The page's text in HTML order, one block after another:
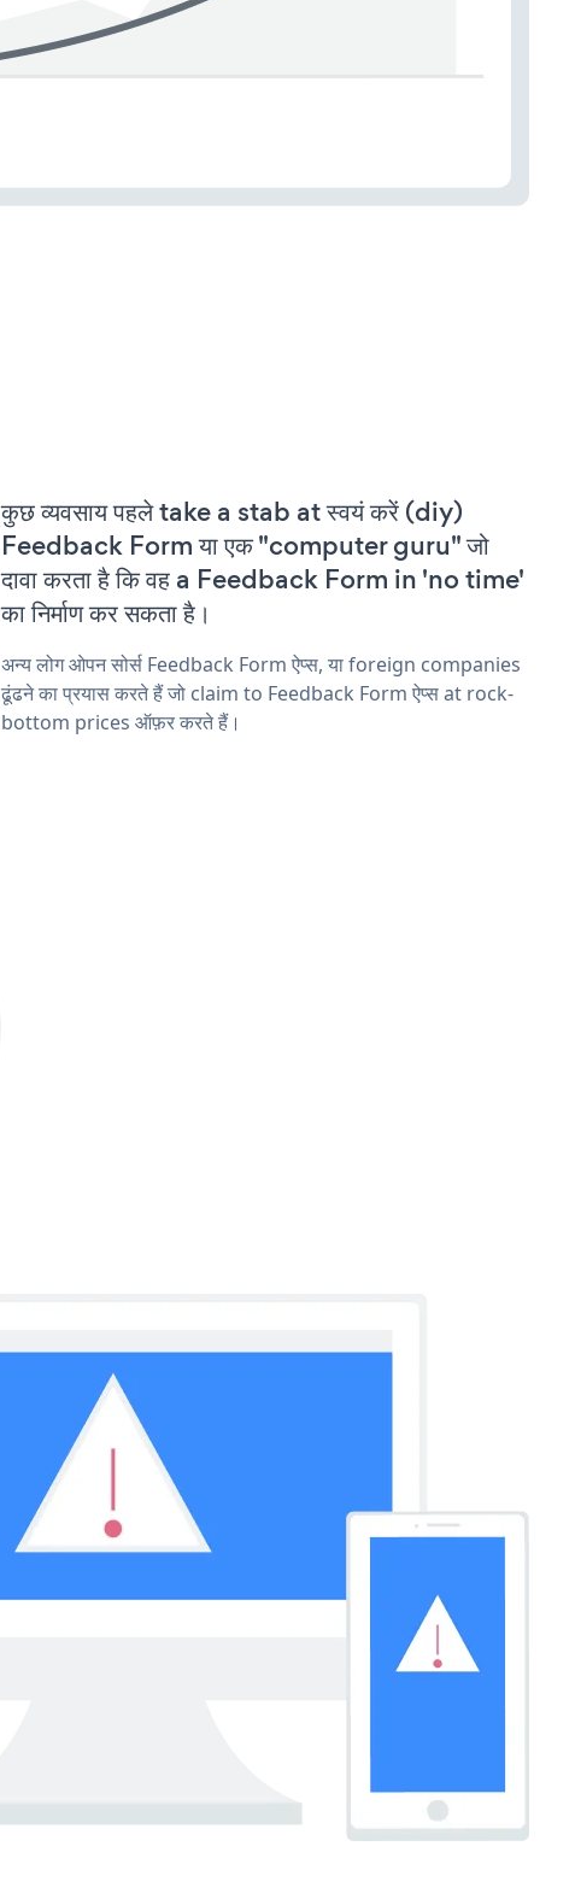
कुछ व्यवसाय पहले take a stab at स्वयं करें (diy)
Feedback Form या एक "computer guru" जो
दावा करता है कि वह a Feedback Form in 'no time'
का निर्माण कर सकता है।
अन्य लोग ओपन सोर्स Feedback Form ऐप्स, या foreign companies
ढूंढने का प्रयास करते हैं जो claim to Feedback Form ऐप्स at rock-
bottom prices ऑफ़र करते हैं।